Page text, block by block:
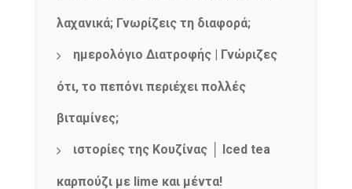
λαχανικά; Γνωρίζεις τη διαφορά;
ημερολόγιο Διατροφής | Γνώριζες
ότι, το πεπόνι περιέχει πολλές
βιταμίνες;
ιστορίες της Κουζίνας │ Iced tea
καρπούζι με lime και μέντα!